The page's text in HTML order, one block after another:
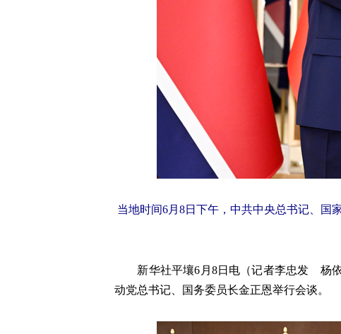
当地时间6月8日下午，中共中央总书记、国
新华社平壤6月8日电（记者李忠发 杨依
动党总书记、国务委员长金正恩举行会谈。